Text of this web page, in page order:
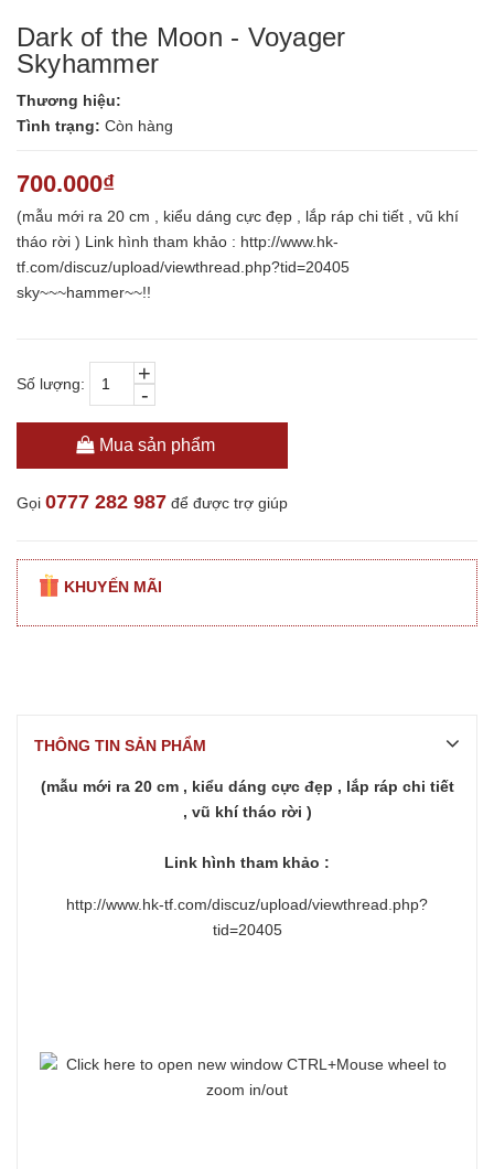
Dark of the Moon - Voyager
Skyhammer
Thương hiệu:
Tình trạng: Còn hàng
700.000₫
(mẫu mới ra 20 cm , kiểu dáng cực đẹp , lắp ráp chi tiết , vũ khí
tháo rời ) Link hình tham khảo : http://www.hk-
tf.com/discuz/upload/viewthread.php?tid=20405
sky~~~hammer~~!!
Số lượng: -
+
Mua sản phẩm
Gọi 0777 282 987 để được trợ giúp
KHUYẾN MÃI
THÔNG TIN SẢN PHẨM
(mẫu mới ra 20 cm , kiểu dáng cực đẹp , lắp ráp chi tiết
, vũ khí tháo rời )
Link hình tham khảo :
http://www.hk-tf.com/discuz/upload/viewthread.php?
tid=20405